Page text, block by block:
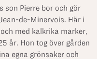
son Pierre bor och gör
de-Minervois. Här i
med kalkrika marker,
år. Hon tog över gården
egna grönsaker och